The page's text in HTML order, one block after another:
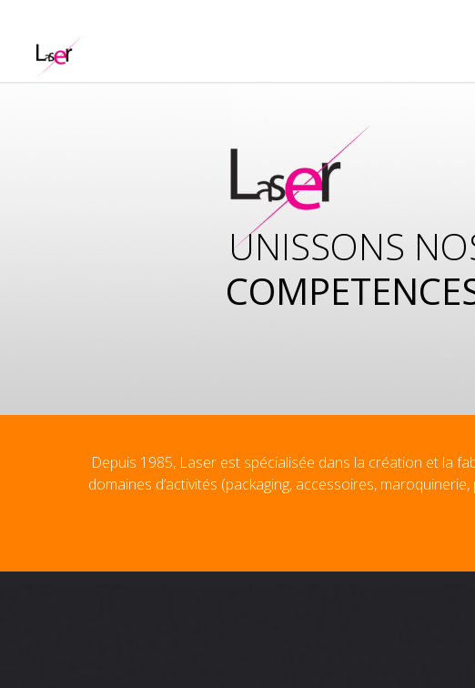
UNISSONS
Depuis 1985, Laser est spécialisée dans la création et la
domaines d’activités (packaging, accessoires,